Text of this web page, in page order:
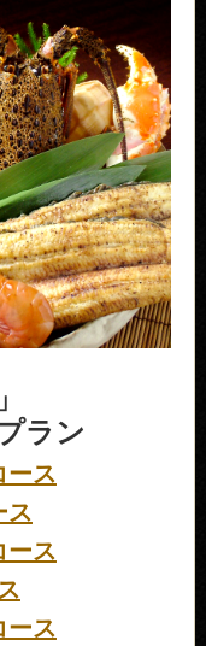
ラン
ース
ス
ース
ース